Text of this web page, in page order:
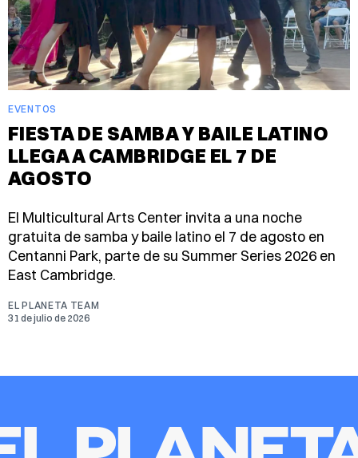
EVENTOS
FIESTA DE SAMBA Y BAILE LATINO
LLEGA A CAMBRIDGE EL 7 DE
AGOSTO
El Multicultural Arts Center invita a una noche
gratuita de samba y baile latino el 7 de agosto en
Centanni Park, parte de su Summer Series 2026 en
East Cambridge.
EL PLANETA TEAM
31 de julio de 2026